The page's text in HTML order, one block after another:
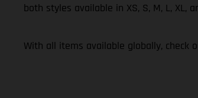
both styles available in XS, S, M, L, XL,
With all items available globally, check